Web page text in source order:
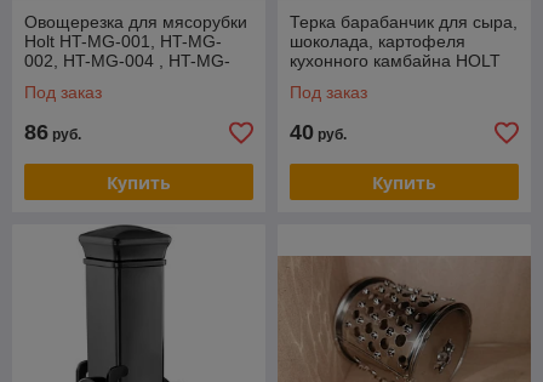
Овощерезка для мясорубки
Holt HT-MG-001, HT-MG-
002, HT-MG-004 , HT-MG-
Под заказ
86 руб.
Купить
Терка барабанчик для сыра,
шоколада, картофеля
кухонного камбайна HOLT
Под заказ
40 руб.
Купить